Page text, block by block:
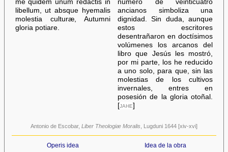
me quidem unum redactis in
libellum, ut absque hyemalis
molestia culturæ, Autumni
gloria potiare.
número de veinticuatro
ancianos simboliza una
dignidad. Sin duda, aunque
estos escritores
desentrañaron en doctísimos
volúmenes los arcanos del
libro que Jesús les mostró,
por mi parte, los he reducido
a uno solo, para que, sin las
molestias de los cultivos
invernales, entres en
posesión de la gloria otoñal.
[jahe]
Antonio de Escobar, Liber Theologiæ Moralis , Lugduni 1644 [xiv-xvi]
Operis idea Idea de la obra